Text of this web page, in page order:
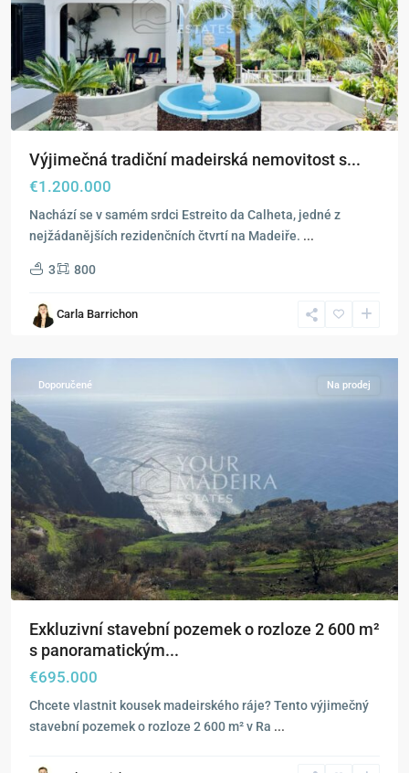
Výjimečná tradiční madeirská nemovitost s...
€1.200.000
Nachází se v samém srdci Estreito da Calheta, jedné z
nejžádanějších rezidenčních čtvrtí na Madeiře. ...
3 800
Carla Barrichon
Raposeira
Fajã
da
Doporučené Na prodej
Exkluzivní stavební pozemek o rozloze 2 600 m²
s panoramatickým...
€695.000
Chcete vlastnit kousek madeirského ráje? Tento výjimečný
stavební pozemek o rozloze 2 600 m² v Ra ...